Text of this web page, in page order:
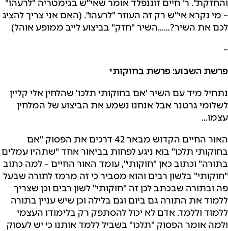
והחזקת". ר' חיים זוננפלד אומר שאי"ש בגימטריה "לרעהו"
– מי נקרא אי"ש רק זה העוזר "לרעהו". (האם אני צריך להציג
לכם את השיר?……השיר "חזק" בביצוע לייב ממופע אוהל)
–
פרשת השבוע: פרשת בחוקותי
נתחיל מיד עם השיר 'אם בחוקותי תלכו' שהלחין אלי קליין
לשלומי גרטנר אבל אנחנו נשמע את הביצוע של המלחין
עצמו…
האור החיים הקדוש מבאר 42 דרכים את הפסוק "אם
בחוקותי תלכו" בוא ניגע לפחות בביאור אחד "שתהיו עמלים
בתורה" וכתוב כאן "חוקותי", עומד האור החיים – למה כתוב
"חוקותי" בלשון רבים והוא מסביר כי זה מרמז לתורה שבעל
פה ובתורה שבכתב לכן זה "חוקותי" לשון רבים וכן שצריך
ללמוד את התורה גם ביום וגם בלילה וכן שיש עניין בתורה
ללמוד וללמד. אדם לא יכול להסתפק רק בלימודו העצמי
ולמה אומר הפסוק "תלכו" בשביל ללמד אותנו כי יש לעסוק